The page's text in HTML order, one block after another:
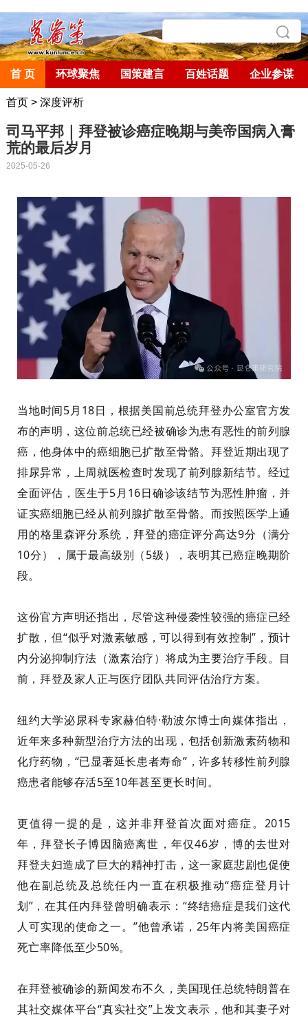
首 页 环球聚焦 国策建言 百姓话题 企业参谋
首页> 深度评析
司马平邦｜拜登被诊癌症晚期与美帝国病入膏
荒的最后岁月
2025-05-26
当地时间5月18日，根据美国前总统拜登办公室官方发
布的声明，这位前总统已经被确诊为患有恶性的前列腺
癌，他身体中的癌细胞已扩散至骨骼。拜登近期出现了
排尿异常，上周就医检查时发现了前列腺新结节。经过
全面评估，医生于5月16日确诊该结节为恶性肿瘤，并
证实癌细胞已经从前列腺扩散至骨骼。而按照医学上通
用的格里森评分系统，拜登的癌症评分高达9分（满分
10分），属于最高级别（5级），表明其已癌症晚期阶
段。
这份官方声明还指出，尽管这种侵袭性较强的癌症已经
扩散，但“似乎对激素敏感，可以得到有效控制”，预计
内分泌抑制疗法（激素治疗）将成为主要治疗手段。目
前，拜登及家人正与医疗团队共同评估治疗方案。
纽约大学泌尿科专家赫伯特·勒波尔博士向媒体指出，
近年来多种新型治疗方法的出现，包括创新激素药物和
化疗药物，“已显著延长患者寿命”，许多转移性前列腺
癌患者能够存活5至10年甚至更长时间。
更值得一提的是，这并非拜登首次面对癌症。2015
年，拜登长子博因脑癌离世，年仅46岁，博的去世对
拜登夫妇造成了巨大的精神打击，这一家庭悲剧也促使
他在副总统及总统任内一直在积极推动“癌症登月计
划”，在其任内拜登曾明确表示：“终结癌症是我们这代
人可实现的使命之一。”他曾承诺，25年内将美国癌症
死亡率降低至少50%。
在拜登被确诊的新闻发布不久，美国现任总统特朗普在
其社交媒体平台“真实社交”上发文表示，他和其妻子对